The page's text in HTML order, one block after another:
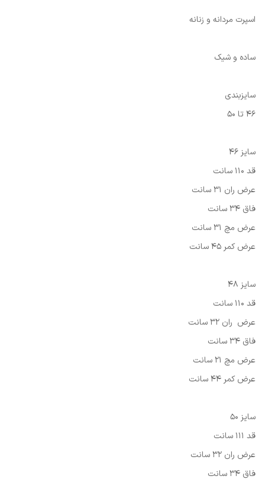
اسپرت مردانه و زنانه
ساده و شیک
سایزبندی
46 تا 50
سایز 46
قد 110 سانت
عرض ران 31 سانت
فاق 34 سانت
عرض مچ 31 سانت
عرض کمر 45 سانت
سایز 48
قد 110 سانت
عرض ران 32 سانت
فاق 34 سانت
عرض مچ 21 سانت
عرض کمر 44 سانت
سایز 50
قد 111 سانت
عرض ران 32 سانت
فاق 34 سانت